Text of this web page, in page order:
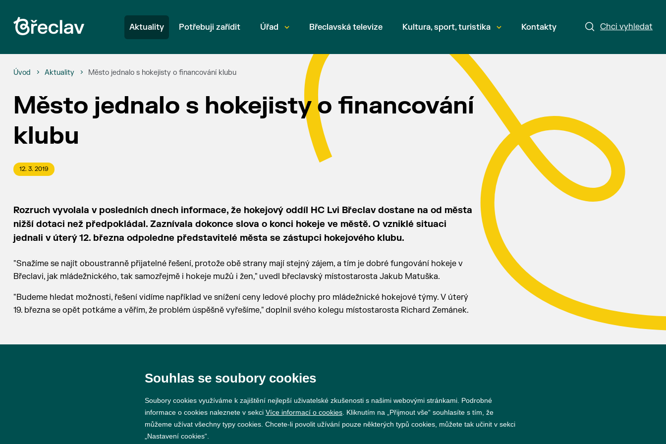
Chci vyhledat
Aktuality Potřebuji zařídit Úřad Břeclavská televize Kultura, sport, turistika Kontakty
Úvod Aktuality Město jednalo s hokejisty o financování klubu
Město jednalo s hokejisty o financování
klubu
12. 3. 2019
Rozruch vyvolala v posledních dnech informace, že hokejový oddíl HC Lvi Břeclav dostane na od města
nižší dotaci než předpokládal. Zaznívala dokonce slova o konci hokeje ve městě. O vzniklé situaci
jednali v úterý 12. března odpoledne představitelé města se zástupci hokejového klubu.
"Snažíme se najít oboustranně přijatelné řešení, protože obě strany mají stejný zájem, a tím je dobré fungování hokeje v
Břeclavi, jak mládežnického, tak samozřejmě i hokeje mužů i žen," uvedl břeclavský místostarosta Jakub Matuška.
"Budeme hledat možnosti, řešení vidíme například ve snížení ceny ledové plochy pro mládežnické hokejové týmy. V úterý
19. března se opět potkáme a věřím, že problém úspěšně vyřešíme," doplnil svého kolegu místostarosta Richard Zemánek.
Prohlášení o přístupnosti GDPR Nastavení cookies
Souhlas se soubory cookies
Soubory cookies využíváme k zajištění nejlepší uživatelské zkušenosti s našimi webovými stránkami. Podrobné
informace o cookies naleznete v sekci Více informací o cookies . Kliknutím na „Přijmout vše“ souhlasíte s tím, že
můžeme užívat všechny typy cookies. Chcete-li povolit užívání pouze některých typů cookies, můžete tak učinit v sekci
„Nastavení cookies“.